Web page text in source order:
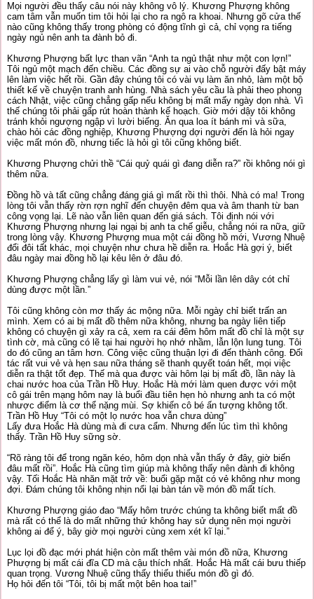
Mọi người đều thấy câu nói này không vô lý. Khương Phượng không
cam tâm vẫn muốn tim tôi hỏi lại cho ra ngô ra khoai. Nhưng gõ cửa thế
nào cũng không thấy trong phòng có động tĩnh gì cả, chỉ vọng ra tiếng
ngày ngủ nên anh ta đành bỏ đi.
Khương Phượng bất lực than vãn “Anh ta ngủ thật như một con lợn!”
Tôi ngủ một mạch đến chiều. Các đồng sự ai vào chỗ người đấy bật máy
lên làm việc hết rồi. Gần đây chúng tôi có vài vụ làm ăn nhỏ, làm một bộ
thiết kế về chuyện tranh anh hùng. Nhà sách yêu cầu là phải theo phong
cách Nhật, việc cũng chẳng gấp nếu không bị mất mấy ngày dọn nhà. Vì
thế chúng tôi phải gấp rút hoàn thành kế hoạch. Giờ mới dậy tôi không
tránh khỏi ngượng ngập vì lười biếng. Ăn qua loa ít bánh mì và sữa,
chào hỏi các đồng nghiệp, Khương Phượng dợi người đến là hỏi ngay
việc mất món đồ, nhưng tiếc là hỏi gì tôi cũng không biết.
Khương Phượng chửi thề “Cái quỷ quái gì đang diễn ra?” rồi không nói gì
thêm nữa.
Đồng hồ và tất cũng chẳng đáng giá gì mất rồi thì thôi. Nhà có ma! Trong
lòng tôi vẫn thấy rờn rợn nghĩ đến chuyện đêm qua và âm thanh từ ban
công vọng lại. Lẽ nào vẫn liên quan đến giá sách. Tôi định nói với
Khương Phượng nhưng lại ngại bị anh ta chế giễu, chẳng nói ra nữa, giữ
trong lòng vậy. Khương Phượng mua một cái đồng hồ mới, Vương Nhuệ
đổi đôi tất khác, mọi chuyện như chưa hề diễn ra. Hoắc Hà gợi ý, biết
đâu ngày mai đồng hồ lại kêu lên ở đâu đó.
Khương Phượng chẳng lấy gì làm vui vẻ, nói “Mỗi lần lên dây cót chỉ
dùng được một lần.”
Tôi cũng không còn mơ thấy ác mộng nữa. Mỗi ngày chỉ biết trấn an
mình. Xem có ai bị mất đồ thêm nữa không, nhưng ba ngày liên tiếp
không có chuyện gì xảy ra cả, xem ra cái đêm hôm mất đồ chỉ là một sự
tình cờ, mà cũng có lẽ tại hai người họ nhớ nhầm, lẫn lộn lung tung. Tôi
do đó cũng an tâm hơn. Công việc cũng thuận lợi đi đến thành công. Đối
tác rất vui vẻ và hẹn sau nữa tháng sẽ thanh quyết toán hết, mọi việc
diễn ra thật tốt đẹp. Thế mà qua được vài hôm lại bị mất đồ, lần này là
chai nước hoa của Trần Hồ Huy. Hoắc Hà mới làm quen được với một
cô gái trên mạng hôm nay là buổi đầu tiên hẹn hò nhưng anh ta có một
nhược điểm là cơ thể nặng mùi. Sợ khiến cô bé ấn tượng không tốt.
Trần Hồ Huy “Tôi có một lọ nước hoa vẫn chưa dùng”
Lấy đưa Hoắc Hà dùng mà đi cưa cẩm. Nhưng đến lúc tìm thì không
thấy. Trần Hồ Huy sững sờ.
“Rõ ràng tôi để trong ngăn kéo, hôm dọn nhà vẫn thấy ở đây, giờ biến
đâu mất rồi”. Hoắc Hà cũng tìm giúp mà không thấy nên đành đi không
vậy. Tối Hoắc Hà nhăn mặt trở về: buổi gặp mặt có vẻ không như mong
đợi. Đám chúng tôi không nhịn nổi lại bàn tán về món đồ mất tích.
Khương Phượng giáo đao “Mấy hôm trước chúng ta không biết mất đồ
mà rất có thể là do mất những thứ không hay sử dụng nên mọi người
không ai để ý, bây giờ mọi người cùng xem xét kĩ lại.”
Lục lọi đồ đạc mới phát hiện còn mất thêm vài món đồ nữa, Khương
Phượng bị mất cái đĩa CD mà cậu thích nhất. Hoắc Hà mất cái bưu thiếp
quan trọng. Vương Nhuệ cũng thấy thiếu thiếu món đồ gì đó.
Họ hỏi đến tôi “Tôi, tôi bị mất một bên hoa tai!”